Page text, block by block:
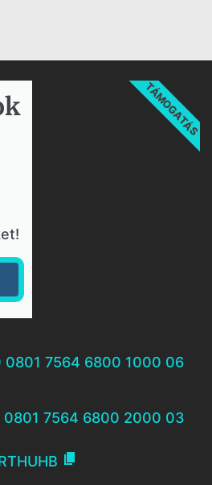
TÁMOGATÁS
0801 7564 6800 1000 06
0801 7564 6800 2000 03
